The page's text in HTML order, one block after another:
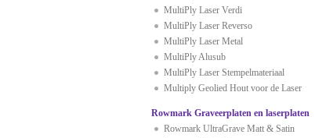
MultiPly Laser Verdi
MultiPly Laser Reverso
MultiPly Laser Metal
MultiPly Alusub
MultiPly Laser Stempelmateriaal
Multiply Geolied Hout voor de Laser
Rowmark Graveerplaten en laserplaten
Rowmark UltraGrave Matt & Satin